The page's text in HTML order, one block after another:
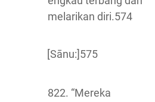
melarikan diri.574
[Sānu:]575
822. “Mereka